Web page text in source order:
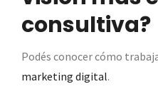
consultiva?
Podés conocer cómo
marketing digital.